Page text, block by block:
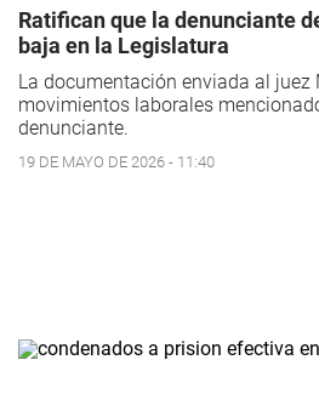
Ratifican que la denunciante
baja en la Legislatura
La documentación enviada al
movimientos laborales
denunciante.
19 DE MAYO DE 2026 - 11:40